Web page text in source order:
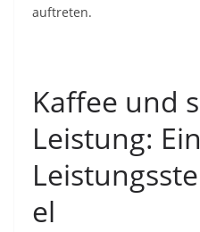
auftreten.
Kaffee und
Leistung:
el